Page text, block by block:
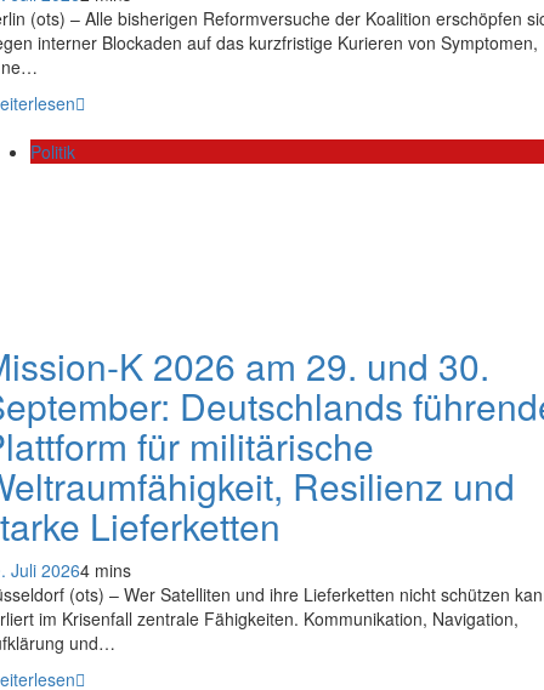
(ots) – Alle bisherigen Reformversuche der Koalition erschöpfen
interner Blockaden auf das kurzfristige Kurieren von Symptomen,
Politik
K 2026 am 29. und 30.
Deutschlands
für militärische
Resilienz und
Lieferketten
Juli 20264 mins
(ots) – Wer Satelliten und ihre Lieferketten nicht schützen
im Krisenfall zentrale Fähigkeiten. Kommunikation, Navigation,
und…